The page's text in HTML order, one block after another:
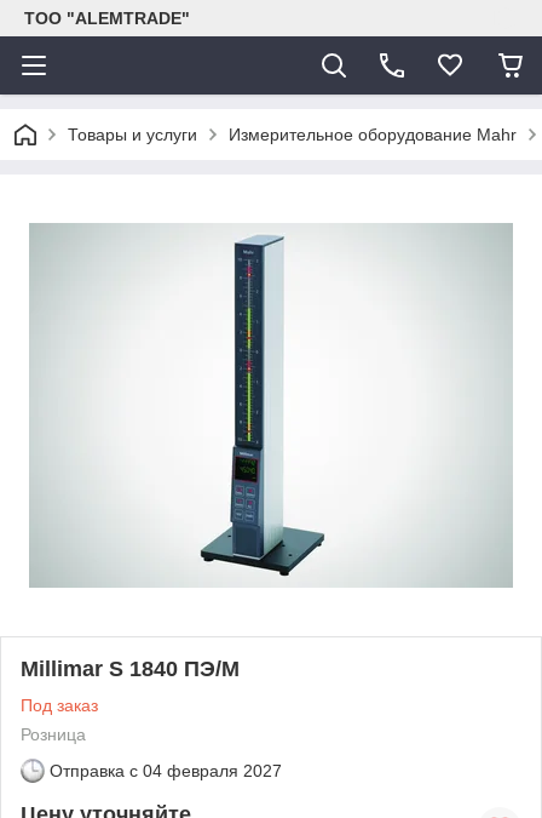
ТОО "ALEMTRADE"
Товары и услуги Измерительное оборудование Mahr
Millimar S 1840 ПЭ/М
Под заказ
Розница
Отправка с 04 февраля 2027